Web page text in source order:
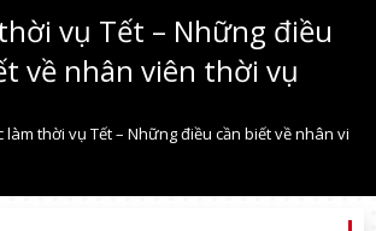
vụ Tết – Những điều
về nhân viên thời vụ
làm thời vụ Tết – Những điều cần biết về nhân viên